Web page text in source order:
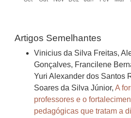
Artigos Semelhantes
Vinicius da Silva Freitas,
Gonçalves, Francilene
Yuri Alexander dos Santos
Soares da Silva Júnior, A
professores e o
pedagógicas que tratam a